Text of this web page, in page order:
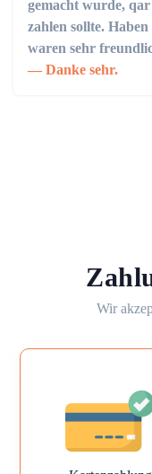
gemacht wurde,
zahlen sollte.
waren sehr
Danke sehr.
Wir